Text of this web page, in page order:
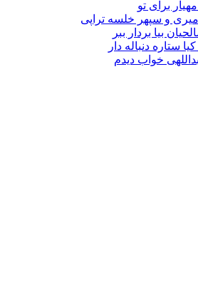
برای تو
میری و سپهر خلسه تراپی
بیا بردار ببر
ستاره دنباله دار
خواب دیدم